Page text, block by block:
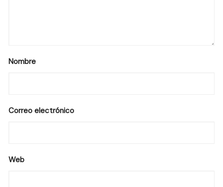
Nombre
Correo electrónico
Web